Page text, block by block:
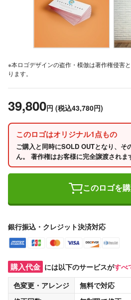
※本ロゴデザインの盗作・模倣は著作権侵害
ります。
39,800円 (税込43,780円)
このロゴはオリジナル1点もの
ご購入と同時にSOLD OUTとなり、そ
ん。 著作権はお客様に完全譲渡されま
このロゴを
銀行振込・クレジット決済対応
購入代金 には以下のサービスがすべ
色変更・アレンジ
無料で対応